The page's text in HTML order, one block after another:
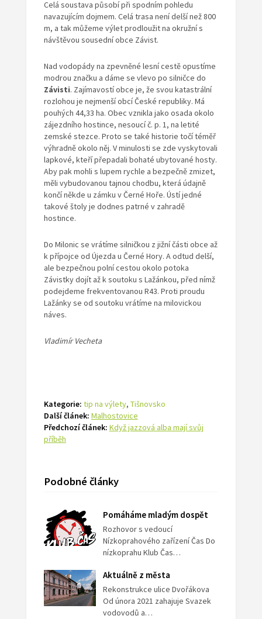
Celá soustava působí při spodním pohledu
navazujícím dojmem. Celá trasa není delší než 800
m, a tak můžeme výlet prodloužit na okružní s
návštěvou sousední obce Závist.
Nad vodopády na zpevněné lesní cestě opustíme
modrou značku a dáme se vlevo po silničce do
Závisti. Zajímavostí obce je, že svou katastrální
rozlohou je nejmenší obcí České republiky. Má
pouhých 44,33 ha. Obec vznikla jako osada okolo
zájezdního hostince, nesoucí č. p. 1, na letité
zemské stezce. Proto se také historie točí téměř
výhradně okolo něj. V minulosti se zde vyskytovali
lapkové, kteří přepadali bohaté ubytované hosty.
Aby pak mohli s lupem rychle a bezpečně zmizet,
měli vybudovanou tajnou chodbu, která údajně
končí někde u zámku v Černé Hoře. Ústí jedné
takové štoly je dodnes patrné v zahradě
hostince.
Do Milonic se vrátíme silničkou z jižní části obce až
k přípojce od Újezda u Černé Hory. A odtud delší,
ale bezpečnou polní cestou okolo potoka
Závistky dojít až k soutoku s Lažánkou, před nímž
podejdeme frekventovanou R43. Proti proudu
Lažánky se od soutoku vrátíme na milovickou
náves.
Vladimír Vecheta
Kategorie: tip na výlety, Tišnovsko
Další článek: Malhostovice
Předchozí článek: Když jazzová alba mají svůj
příběh
Podobné články
Pomáháme mladým dospět
Rozhovor s vedoucí
Nízkoprahového zařízení Čas Do
nízkoprahu Klub Čas…
Aktuálně z města
Rekonstrukce ulice Dvořákova
Od února 2021 zahajuje Svazek
vodovodů a…